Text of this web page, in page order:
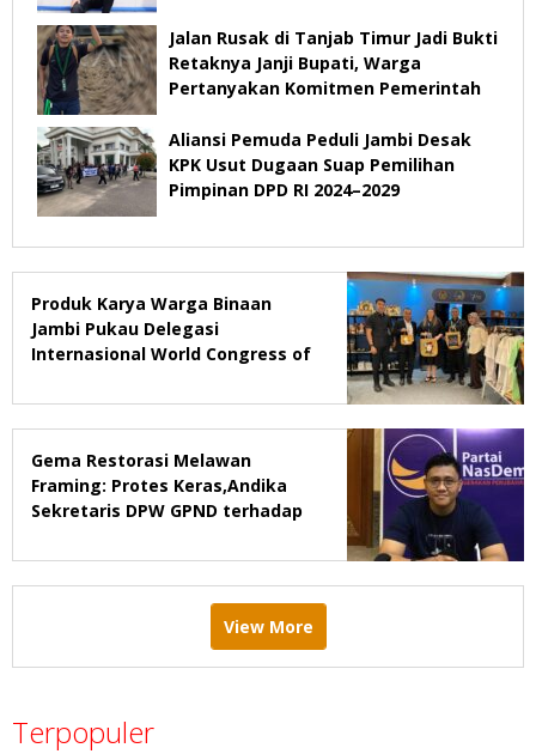
Jalan Rusak di Tanjab Timur Jadi Bukti
Retaknya Janji Bupati, Warga
Pertanyakan Komitmen Pemerintah
Aliansi Pemuda Peduli Jambi Desak
KPK Usut Dugaan Suap Pemilihan
Pimpinan DPD RI 2024–2029
Produk Karya Warga Binaan
Jambi Pukau Delegasi
Internasional World Congress of
2026
Gema Restorasi Melawan
Framing: Protes Keras,Andika
Sekretaris DPW GPND terhadap
View More
Terpopuler